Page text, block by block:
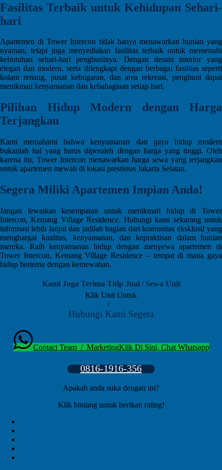
Fasilitas Terbaik untuk Kehidupan Sehari-
hari
Apartemen di Tower Intercon tidak hanya menawarkan hunian yang
nyaman, tetapi juga menyediakan fasilitas terbaik untuk memenuhi
kebutuhan sehari-hari penghuninya. Dengan desain interior yang
elegan dan modern, serta dilengkapi dengan berbagai fasilitas seperti
kolam renang, pusat kebugaran, dan area rekreasi, penghuni dapat
menikmati kenyamanan dan kebahagiaan setiap hari.
Pilihan Hidup Modern dengan Harga
Terjangkau
Kami memahami bahwa kenyamanan dan gaya hidup modern
bukanlah hal yang harus diperoleh dengan harga yang tinggi. Oleh
karena itu, Tower Intercon menawarkan harga sewa yang terjangkau
untuk apartemen mewah di lokasi prestisius Jakarta Selatan.
Segera Miliki Apartemen Impian Anda!
Jangan lewatkan kesempatan untuk menikmati hidup di Tower
Intercon, Kemang Village Residence. Hubungi kami sekarang untuk
informasi lebih lanjut dan jadilah bagian dari komunitas eksklusif yang
menghargai kualitas, kenyamanan, dan kepraktisan dalam hunian
mereka. Raih kenyamanan hidup dengan menyewa apartemen di
Tower Intercon, Kemang Village Residence – tempat di mana gaya
hidup bertemu dengan kemewahan.
Kami Juga Terima Titip Jual / Sewa Unit
Klik Unit Untuk
/
Hubungi Kami Segera
Contact Team / MarketingKlik Di Sini, Chat Whatsapp
0816-1916-356
Apakah anda suka dengan ini?
Klik bintang untuk berikan rating!